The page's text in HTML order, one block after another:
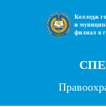
Колледж
и
филиал в